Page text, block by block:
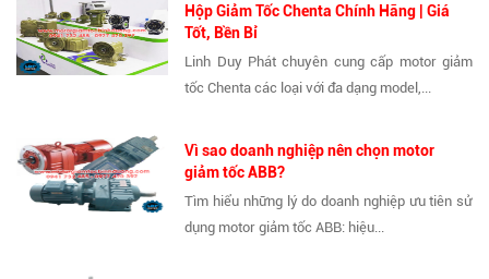
Hộp Giảm Tốc Chenta Chính Hãng | Giá
Tốt, Bền Bỉ
Linh Duy Phát chuyên cung cấp motor giảm
tốc Chenta các loại với đa dạng model,...
Vì sao doanh nghiệp nên chọn motor
giảm tốc ABB?
Tìm hiểu những lý do doanh nghiệp ưu tiên sử
dụng motor giảm tốc ABB: hiệu...